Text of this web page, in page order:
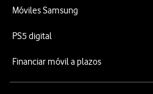
Móviles Samsung
PS5 digital
Financiar móvil a plazos